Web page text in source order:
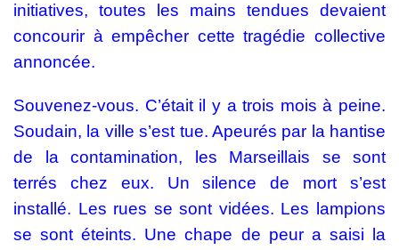
initiatives, toutes les mains tendues devaient
concourir à empêcher cette tragédie collective
annoncée.
Souvenez-vous. C’était il y a trois mois à peine.
Soudain, la ville s’est tue. Apeurés par la hantise
de la contamination, les Marseillais se sont
terrés chez eux. Un silence de mort s’est
installé. Les rues se sont vidées. Les lampions
se sont éteints. Une chape de peur a saisi la